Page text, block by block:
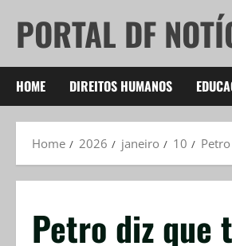
content
PORTAL DF
HOME DIREITOS HUMANOS
Home 2026 janeiro 10
Petro diz que